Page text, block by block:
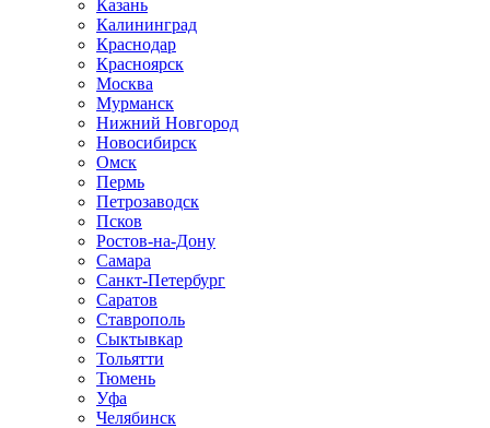
Казань
Калининград
Краснодар
Красноярск
Москва
Мурманск
Нижний Новгород
Новосибирск
Омск
Пермь
Петрозаводск
Псков
Ростов-на-Дону
Самара
Санкт-Петербург
Саратов
Ставрополь
Сыктывкар
Тольятти
Тюмень
Уфа
Челябинск